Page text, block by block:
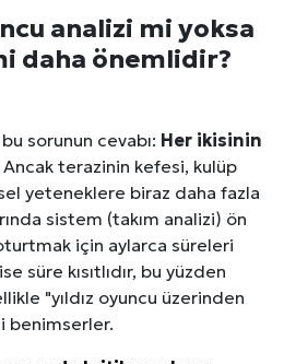
analizi mi yoksa
daha önemlidir?
sorunun cevabı: Her ikisinin
Ancak terazinin kefesi, kulüp
yeteneklere biraz daha fazla
sistem (takım analizi) ön
için aylarca süreleri
süre kısıtlıdır, bu yüzden
"yıldız oyuncu üzerinden
benimserler.